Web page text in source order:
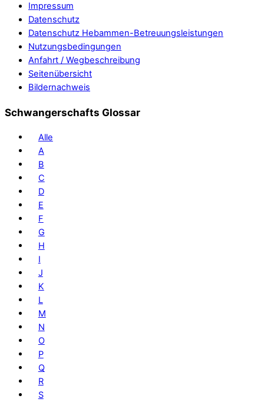
Impressum
Datenschutz
Datenschutz Hebammen-Betreuungsleistungen
Nutzungsbedingungen
Anfahrt / Wegbeschreibung
Seitenübersicht
Bildernachweis
Schwangerschafts Glossar
Alle
A
B
C
D
E
F
G
H
I
J
K
L
M
N
O
P
Q
R
S